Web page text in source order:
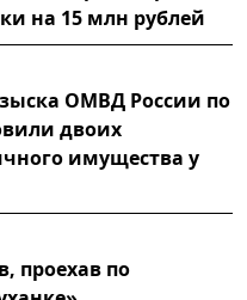
на 15 млн рублей
ОМВД России по
двоих
имущества у
проехав по